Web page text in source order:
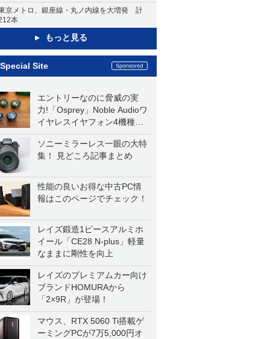
京メトロ、銀座線・丸ノ内線を大増発 計
本
もっと見る
Special Site
エントリーなのに脅威の実
力!「Osprey」Noble Audioワ
イヤレスイヤフォン4機種を
一気に聴く
ソニーミラーレス一眼の大特
集！ 見どころ記事まとめ
性能の良いお得な中古PC情
報はこのページでチェック！
レイズ鍛造1ピースアルミホ
イール「CE28 N-plus」軽量
なままに剛性を向上
レイズのプレミアムカー向け
ブランドHOMURAから
「2×9R」が登場！
マウス、RTX 5060 Ti搭載ゲ
ーミングPCが7万5,000円オ